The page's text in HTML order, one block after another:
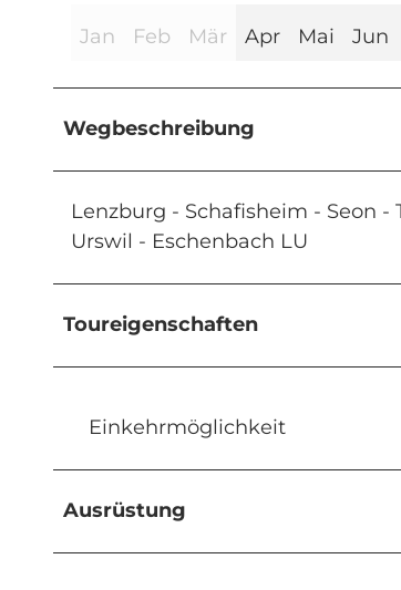
Jan Feb Mär Apr Mai Jun
Wegbeschreibung
Lenzburg - Schafisheim - Seon
Urswil - Eschenbach LU
Toureigenschaften
Einkehrmöglichkeit
Ausrüstung